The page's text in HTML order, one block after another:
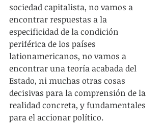
sociedad capitalista, no vamos a
encontrar respuestas a la
especificidad de la condición
periférica de los países
lationamericanos, no vamos a
encontrar una teoría acabada del
Estado, ni muchas otras cosas
decisivas para la comprensión de la
realidad concreta, y fundamentales
para el accionar político.